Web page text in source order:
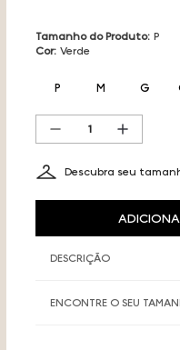
Tamanho do Produto: P
Cor: Verde
P M G
Descubra seu
DESCRIÇÃO
ENCONTRE O SEU